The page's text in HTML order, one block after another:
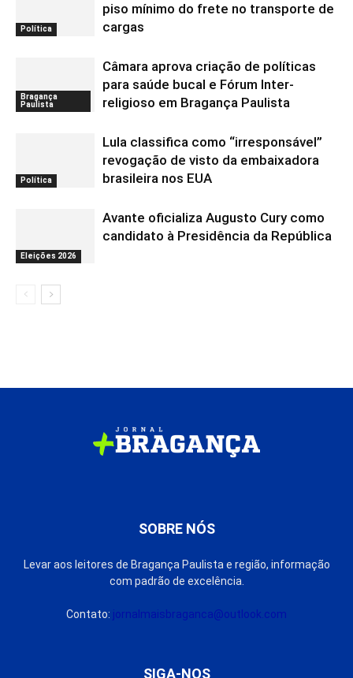
Política
piso mínimo do frete no transporte de
cargas
Bragança
Paulista
Câmara aprova criação de políticas
para saúde bucal e Fórum Inter-
religioso em Bragança Paulista
Política
Lula classifica como “irresponsável”
revogação de visto da embaixadora
brasileira nos EUA
Eleições 2026
Avante oficializa Augusto Cury como
candidato à Presidência da República
SOBRE NÓS
Levar aos leitores de Bragança Paulista e região, informação
com padrão de excelência.
Contato: jornalmaisbraganca@outlook.com
SIGA-NOS